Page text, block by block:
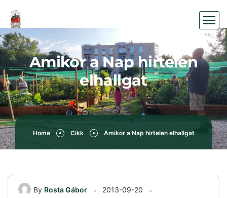
Amikor a Nap hirtelen
elhallgat
Home Cikk Amikor a Nap hirtelen elhallgat
By Rosta Gábor
2013-09-20